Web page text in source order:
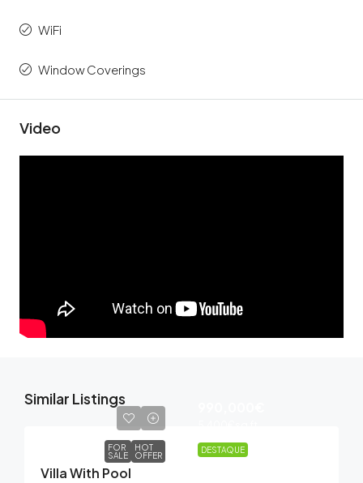
WiFi
Window Coverings
Video
Similar Listings
DESTAQUE
FOR
SALE
HOT
OFFER
Villa With Pool